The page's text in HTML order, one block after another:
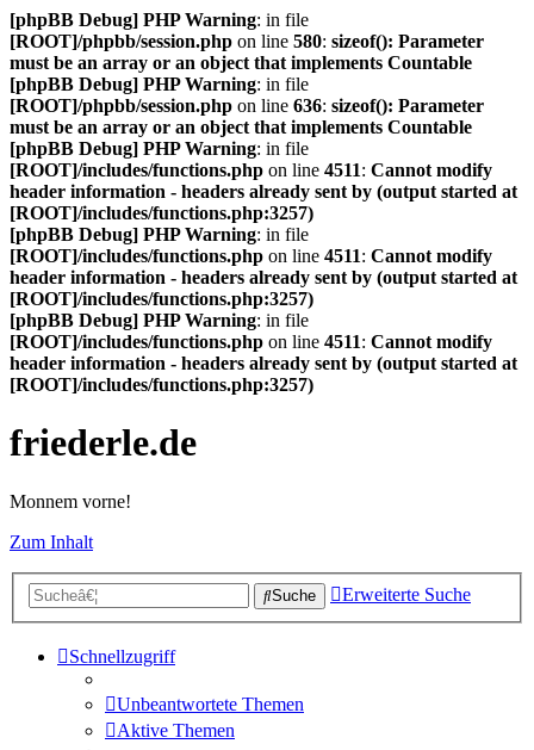
[phpBB Debug] PHP Warning: in file
[ROOT]/phpbb/session.php on line 580: sizeof(): Parameter
must be an array or an object that implements Countable
[phpBB Debug] PHP Warning: in file
[ROOT]/phpbb/session.php on line 636: sizeof(): Parameter
must be an array or an object that implements Countable
[phpBB Debug] PHP Warning: in file
[ROOT]/includes/functions.php on line 4511: Cannot modify
header information - headers already sent by (output started at
[ROOT]/includes/functions.php:3257)
[phpBB Debug] PHP Warning: in file
[ROOT]/includes/functions.php on line 4511: Cannot modify
header information - headers already sent by (output started at
[ROOT]/includes/functions.php:3257)
[phpBB Debug] PHP Warning: in file
[ROOT]/includes/functions.php on line 4511: Cannot modify
header information - headers already sent by (output started at
[ROOT]/includes/functions.php:3257)
friederle.de
Monnem vorne!
Zum Inhalt
Suche Erweiterte Suche
Schnellzugriff
Unbeantwortete Themen
Aktive Themen